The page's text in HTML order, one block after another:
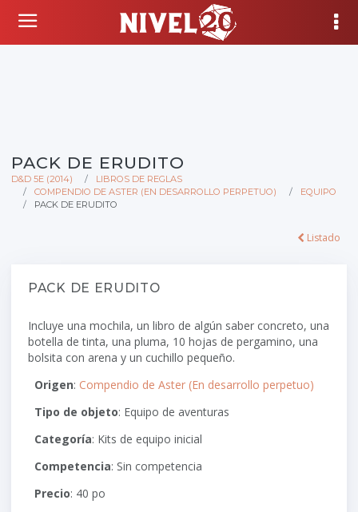
PACK DE ERUDITO
D&D 5E (2014)
LIBROS DE REGLAS
COMPENDIO DE ASTER (EN DESARROLLO PERPETUO)
EQUIPO
PACK DE ERUDITO
Listado
PACK DE ERUDITO
Incluye una mochila, un libro de algún saber concreto, una
botella de tinta, una pluma, 10 hojas de pergamino, una
bolsita con arena y un cuchillo pequeño.
Origen: Compendio de Aster (En desarrollo perpetuo)
Tipo de objeto: Equipo de aventuras
Categoría: Kits de equipo inicial
Competencia: Sin competencia
Precio: 40 po